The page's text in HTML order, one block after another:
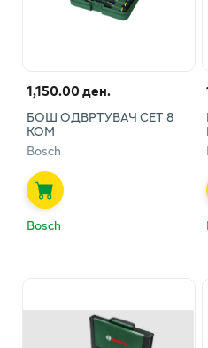
1,150.00 ден.
БОШ ОДВРТУВАЧ СЕТ 8
КОМ
Bosch
Bosch